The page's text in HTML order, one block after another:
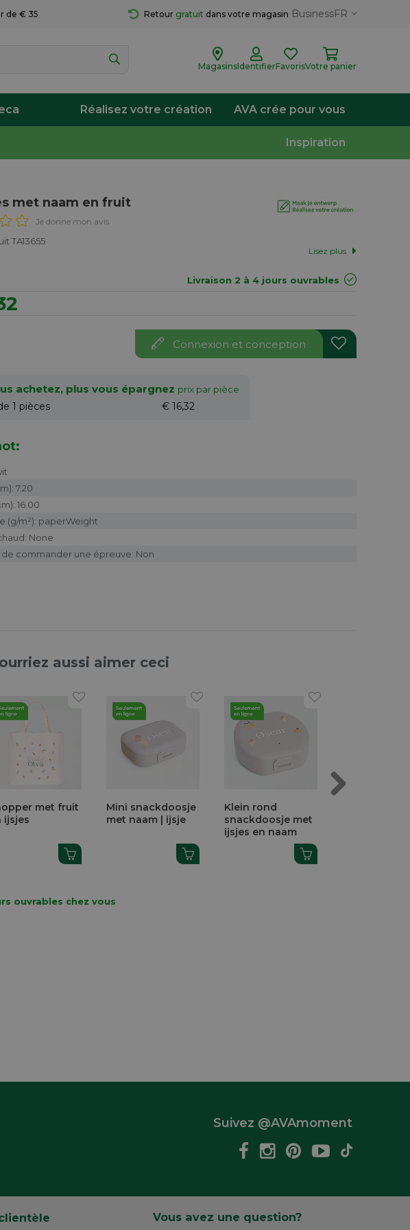
de € 35 Retour gratuit dans votre magasin BusinessFR
MagasinsIdentifierFavorisVotre panier
Réalisez votre création AVA crée pour vous
Inspiration
met naam en fruit
Je donne mon avis
TA13655
Lisez plus
Livraison 2 à 4 jours ouvrables
Connexion et conception
achetez, plus vous épargnez prix par pièce
1 pièces € 16,32
7.20
16.00
(g/m²): paperWeight
None
de commander une épreuve: Non
aussi aimer ceci
met fruit
ijsjes
Mini snackdoosje
met naam | ijsje
Klein rond
snackdoosje met
ijsjes en naam
ouvrables chez vous
Suivez @AVAmoment
Vous avez une question?